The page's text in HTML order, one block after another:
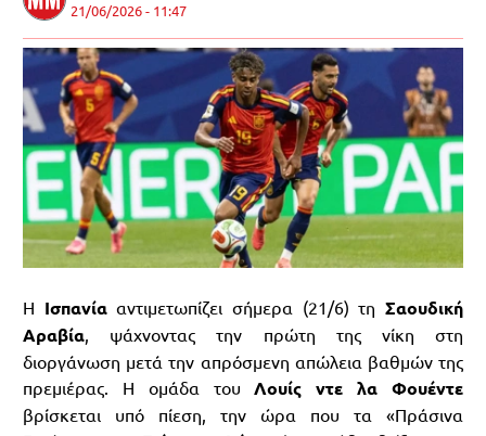
21/06/2026 - 11:47
Η Ισπανίααντιμετωπίζει σήμερα (21/6) τηΣαουδική
Αραβία, ψάχνοντας την πρώτη της νίκη στη
διοργάνωση μετά την απρόσμενη απώλεια βαθμών της
πρεμιέρας. Η ομάδα τουΛουίς ντε λα Φουέντε
βρίσκεται υπό πίεση, την ώρα που τα «Πράσινα